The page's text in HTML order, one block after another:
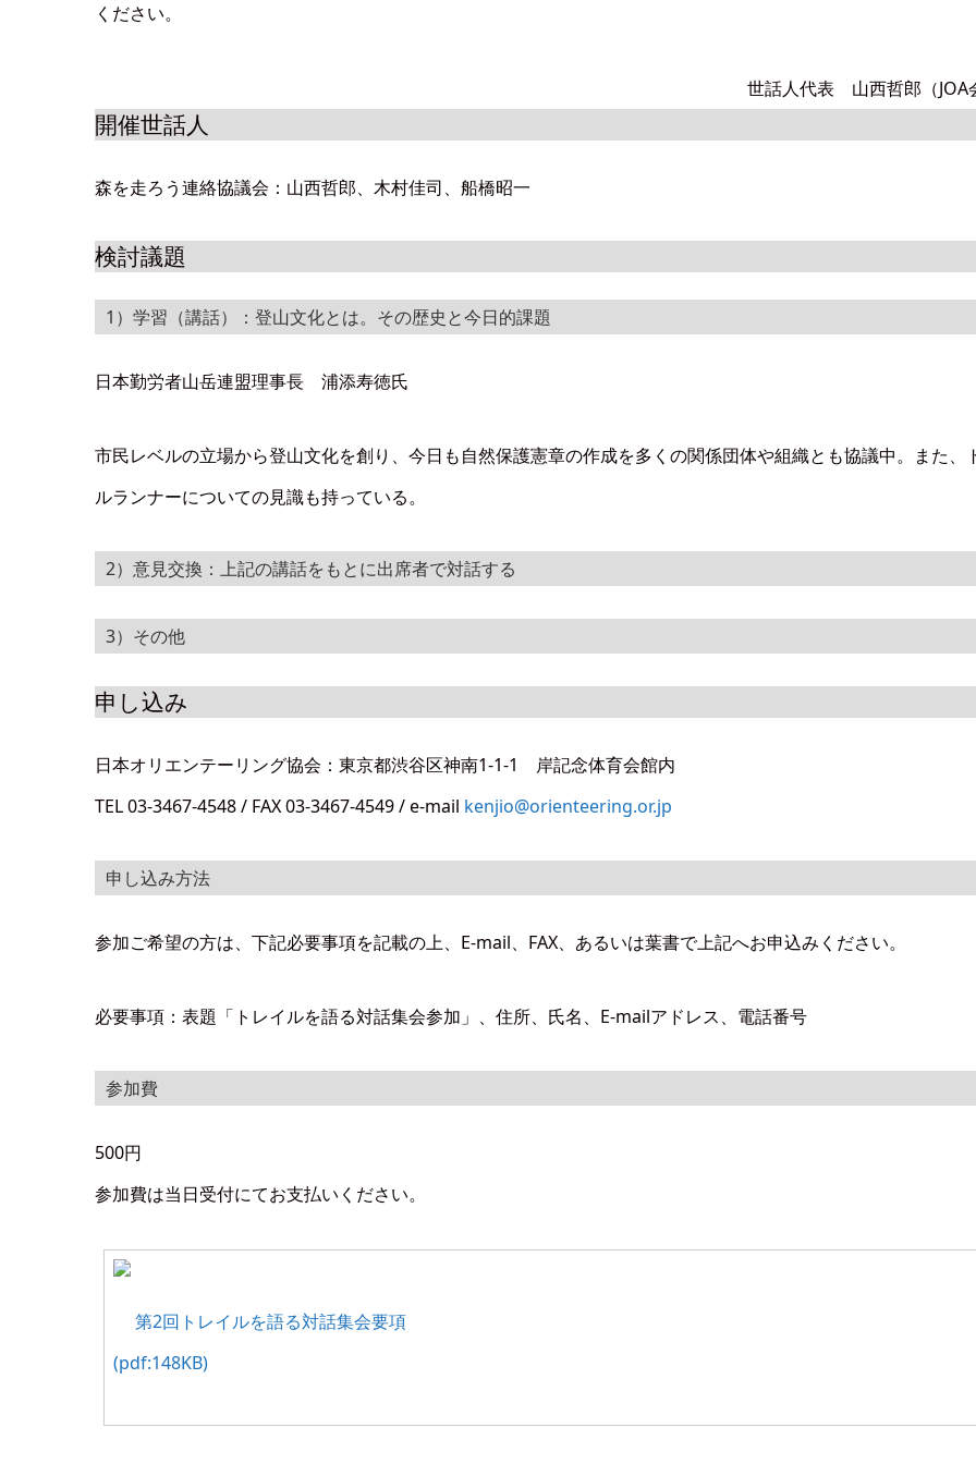
ください。
世話人代表 山西哲郎（JOA
開催世話人
森を走ろう連絡協議会：山西哲郎、木村佳司、船橋昭一
検討議題
1）学習（講話）：登山文化とは。その歴史と今日的課題
日本勤労者山岳連盟理事長 浦添寿徳氏
市民レベルの立場から登山文化を創り、今日も自然保護憲章の作成を多くの関係団体や組織とも協議中。また、
ルランナーについての見識も持っている。
2）意見交換：上記の講話をもとに出席者で対話する
3）その他
申し込み
日本オリエンテーリング協会：東京都渋谷区神南1-1-1 岸記念体育会館内
TEL 03-3467-4548 / FAX 03-3467-4549 / e-mail kenjio@orienteering.or.jp
申し込み方法
参加ご希望の方は、下記必要事項を記載の上、E-mail、FAX、あるいは葉書で上記へお申込みください。
必要事項：表題「トレイルを語る対話集会参加」、住所、氏名、E-mailアドレス、電話番号
参加費
500円
参加費は当日受付にてお支払いください。
第2回トレイルを語る対話集会要項
(pdf:148KB)